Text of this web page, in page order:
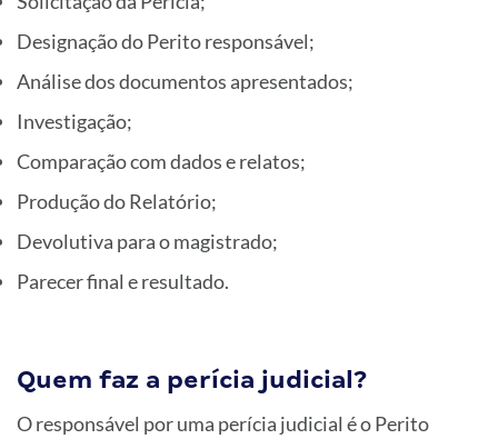
Designação do Perito responsável;
Análise dos documentos apresentados;
Investigação;
Comparação com dados e relatos;
Produção do Relatório;
Devolutiva para o magistrado;
Parecer final e resultado.
Quem faz a perícia judicial?
O responsável por uma perícia judicial é o Perito